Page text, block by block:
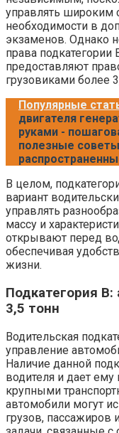
управлять широким
необходимости в
экзаменов. Однако
права
предоставляют
грузовиками более
Популярные
двигателя
руками -
полезные
В целом,
вариант
управлять
массу и
открывают перед
обеспечивая
жизни.
Подкатегория
3,5 тонн
Водительская
управление
Наличие данной
водителя и дает
крупными
автомобили могут
грузов, пассажиров